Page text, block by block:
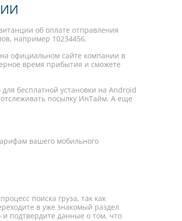
об оплате отправления
например 10234456.
официальном сайте компании в
время прибытия и сможете
бесплатной установки на Android
посылку ИнТайм. А еще
вашего мобильного
поиска груза, так как
в уже знакомый раздел
подтвердите данные о том, что